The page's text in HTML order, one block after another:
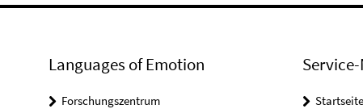
Languages of Emotion
Forschungszentrum
Startseite